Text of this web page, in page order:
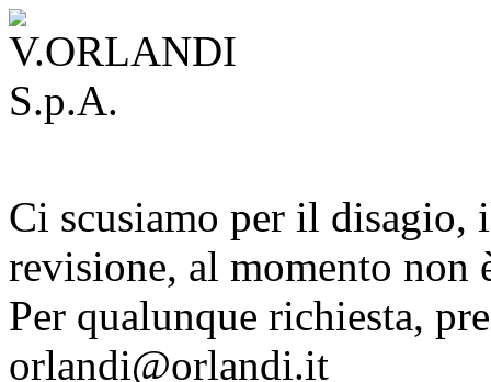
Ci scusiamo per il disagio,
revisione, al momento non
Per qualunque richiesta,
orlandi@orlandi.it